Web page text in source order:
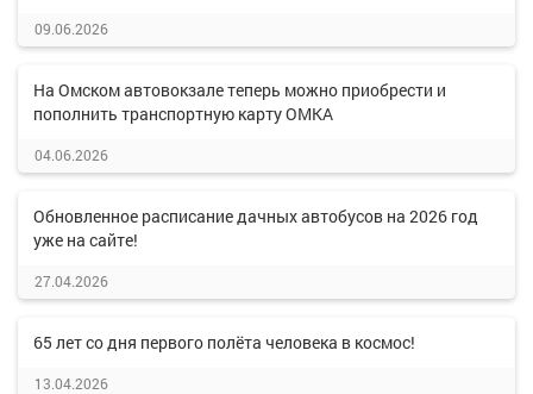
09.06.2026
На Омском автовокзале теперь можно приобрести и
пополнить транспортную карту ОМКА
04.06.2026
Обновленное расписание дачных автобусов на 2026 год
уже на сайте!
27.04.2026
65 лет со дня первого полёта человека в космос!
13.04.2026